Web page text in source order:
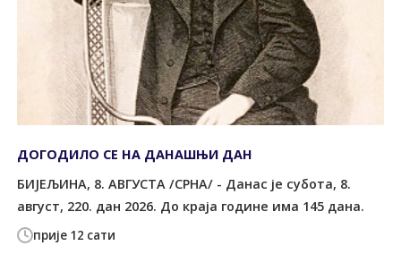
прије 12 сати
ДОГОДИЛО СЕ НА ДАНАШЊИ ДАН
БИЈЕЉИНА, 8. АВГУСТА /СРНА/ - Данас је субота, 8.
август, 220. дан 2026. До краја године има 145 дана.